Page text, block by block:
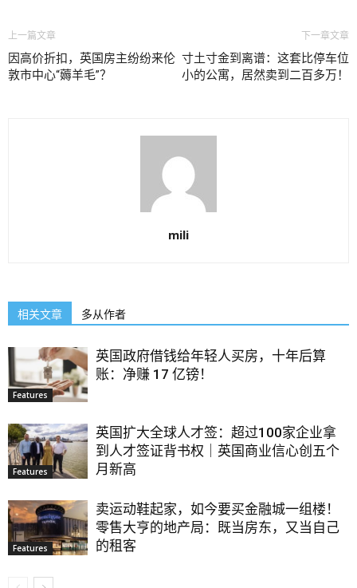
上一篇文章
因高价折扣，英国房主纷纷来伦
敦市中心“薅羊毛”？
下一章文章
寸土寸金到离谱：这套比停车位
小的公寓，居然卖到二百多万！
mili
相关文章 多从作者
Features
英国政府借钱给年轻人买房，十年后算
账：净赚 17 亿镑！
Features
英国扩大全球人才签：超过100家企业拿
到人才签证背书权｜英国商业信心创五个
月新高
Features
卖运动鞋起家，如今要买金融城一组楼！
零售大亨的地产局：既当房东，又当自己
的租客